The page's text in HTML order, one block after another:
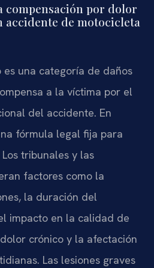
compensación por dolor
de motocicleta
una categoría de daños
a la víctima por el
del accidente. En
fórmula legal fija para
tribunales y las
factores como la
la duración del
impacto en la calidad de
crónico y la afectación
Las lesiones graves